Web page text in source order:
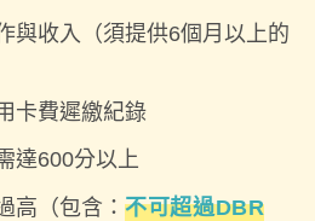
與收入（須提供6個月以上的
卡費遲繳紀錄
達600分以上
高（包含： 不可超過DBR